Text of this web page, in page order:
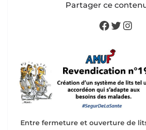
Partager ce
Twitter
Entre fermeture et ouverture de